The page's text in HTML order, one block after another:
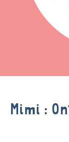
Mimi :